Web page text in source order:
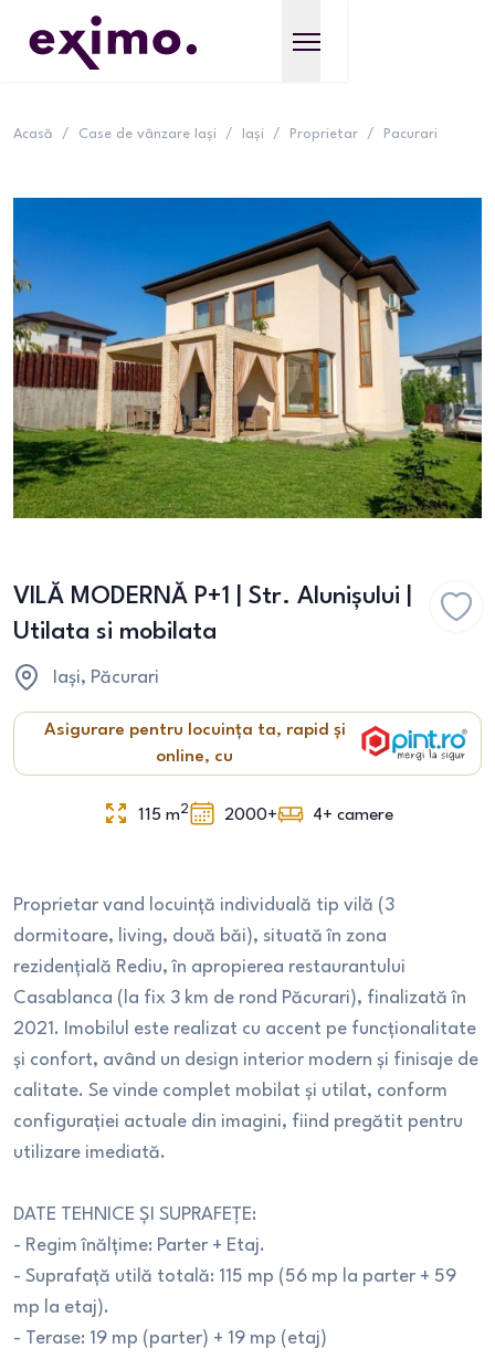
Acasă / Case de vânzare Iași / Iași / Proprietar / Pacurari
VILĂ MODERNĂ P+1 | Str. Alunișului |
Utilata si mobilata
Iași, Păcurari
Asigurare pentru locuința ta, rapid și
online, cu
115 m2 2000+ 4+ camere
Proprietar vand locuință individuală tip vilă (3
dormitoare, living, două băi), situată în zona
rezidențială Rediu, în apropierea restaurantului
Casablanca (la fix 3 km de rond Păcurari), finalizată în
2021. Imobilul este realizat cu accent pe funcționalitate
și confort, având un design interior modern și finisaje de
calitate. Se vinde complet mobilat și utilat, conform
configurației actuale din imagini, fiind pregătit pentru
utilizare imediată.
DATE TEHNICE ȘI SUPRAFEȚE:
- Regim înălțime: Parter + Etaj.
- Suprafață utilă totală: 115 mp (56 mp la parter + 59
mp la etaj).
- Terase: 19 mp (parter) + 19 mp (etaj)